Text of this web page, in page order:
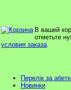
В вашей
отметьте
условия заказа.
Перелік за
Новинки